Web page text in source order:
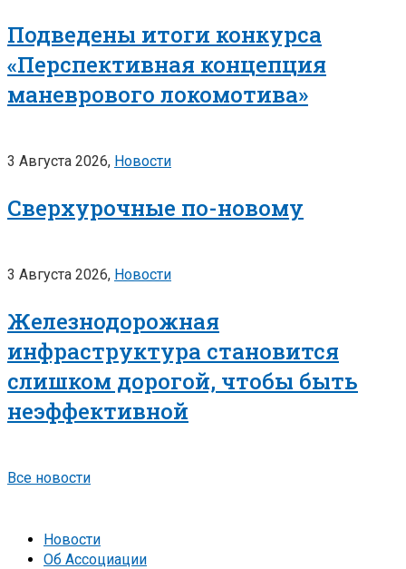
Подведены итоги конкурса
«Перспективная концепция
маневрового локомотива»
3 Августа 2026, Новости
Сверхурочные по-новому
3 Августа 2026, Новости
Железнодорожная
инфраструктура становится
слишком дорогой, чтобы быть
неэффективной
Все новости
Новости
Об Ассоциации